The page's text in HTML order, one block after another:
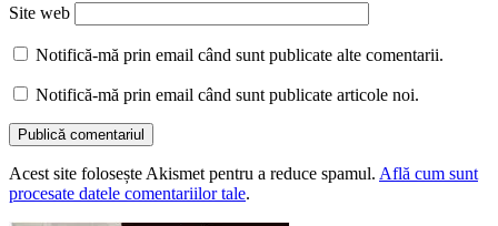
Site web
Notifică-mă prin email când sunt publicate alte comentarii.
Notifică-mă prin email când sunt publicate articole noi.
Acest site folosește Akismet pentru a reduce spamul. Află cum sunt
procesate datele comentariilor tale.